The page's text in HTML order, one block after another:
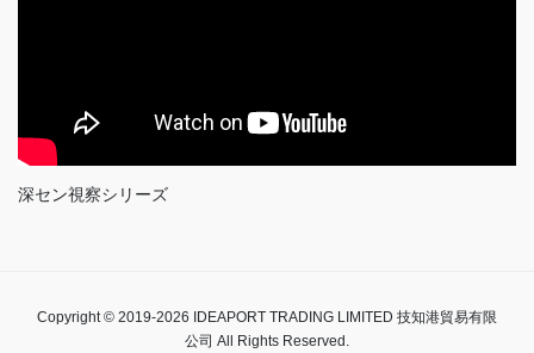
深セン視察シリーズ
Copyright © 2019-2026 IDEAPORT TRADING LIMITED 技知港貿易有限
公司 All Rights Reserved.